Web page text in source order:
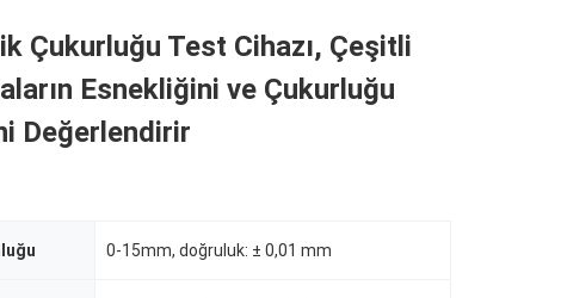
Çukurluğu Test Cihazı, Çeşitli
Esnekliğini ve Çukurluğu
Değerlendirir
0-15mm, doğruluk: ± 0,01 mm